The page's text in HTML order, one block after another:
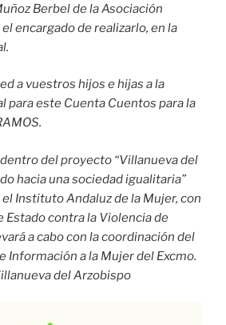
Berbel de la Asociación
encargado de realizarlo, en la
a vuestros hijos e hijas a la
para este Cuenta Cuentos para la
del proyecto “Villanueva del
hacia una sociedad igualitaria”
Instituto Andaluz de la Mujer, con
Estado contra la Violencia de
a cabo con la coordinación del
Información a la Mujer del Excmo.
del Arzobispo